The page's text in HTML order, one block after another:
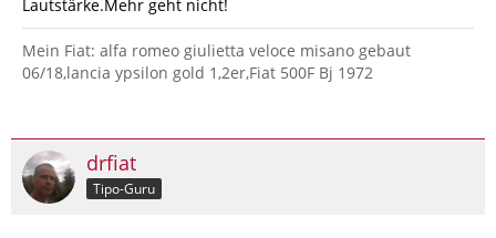
Lautstärke.Mehr geht nicht!
Mein Fiat: alfa romeo giulietta veloce misano gebaut
06/18,lancia ypsilon gold 1,2er,Fiat 500F Bj 1972
drfiat
Tipo-Guru